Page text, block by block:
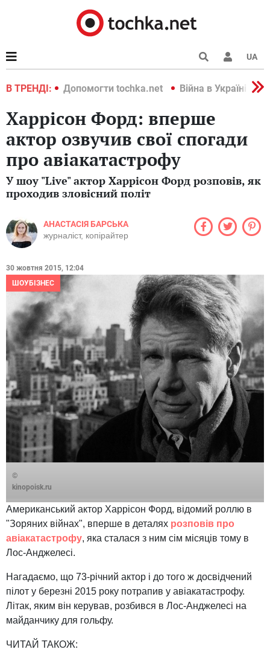
UA
В ТРЕНДІ:
2022 Допомогти tochka.net Війна в Україні 2022
Харрісон Форд: вперше
актор озвучив свої спогади
про авіакатастрофу
У шоу "Live" актор Харрісон Форд розповів, як
проходив зловісний політ
АНАСТАСІЯ БАРСЬКА
журналіст, копірайтер
30 жовтня 2015, 12:04
ШОУБІЗНЕС
©
kinopoisk.ru
Американський актор Харрісон Форд, відомий роллю в
"Зоряних війнах", вперше в деталях розповів про
авіакатастрофу, яка сталася з ним сім місяців тому в
Лос-Анджелесі.
Нагадаємо, що 73-річний актор і до того ж досвідчений
пілот у березні 2015 року потрапив у авіакатастрофу.
Літак, яким він керував, розбився в Лос-Анджелесі на
майданчику для гольфу.
ЧИТАЙ ТАКОЖ: